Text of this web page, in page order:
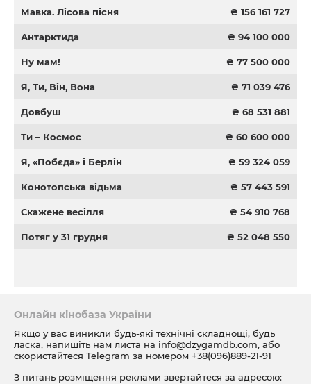
Мавка. Лісова пісня ₴ 156 161 727
Антарктида ₴ 94 100 000
Ну мам! ₴ 77 500 000
Я, Ти, Він, Вона ₴ 71 039 476
Довбуш ₴ 68 531 881
Ти – Космос ₴ 60 600 000
Я, «Побєда» і Берлін ₴ 59 324 059
Конотопська відьма ₴ 57 443 591
Скажене весілля ₴ 54 910 768
Потяг у 31 грудня ₴ 52 048 550
Онлайн кінобаза України
Якщо у вас виникли будь-які технічні складнощі, будь
ласка, напишіть нам листа на info@dzygamdb.com, або
скористайтеся Telegram за номером +38(096)889-21-91
З питань розміщення реклами звертайтеся за адресою: